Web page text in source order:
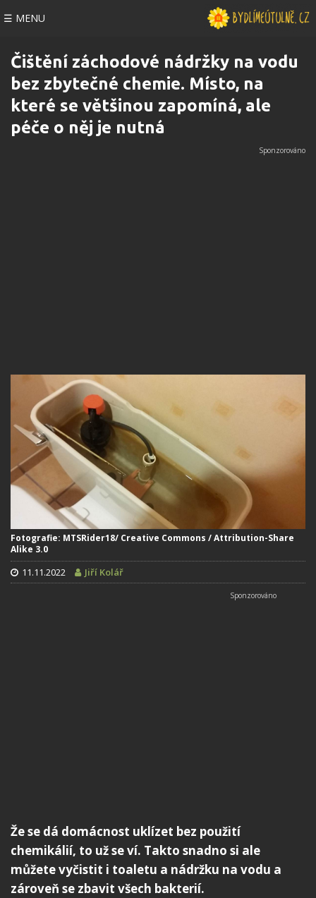
☰ MENU
Čištění záchodové nádržky na vodu
bez zbytečné chemie. Místo, na
které se většinou zapomíná, ale
péče o něj je nutná
Fotografie: MTSRider18/ Creative Commons / Attribution-Share
Alike 3.0
11.11.2022 Jiří Kolář
Že se dá domácnost uklízet bez použití
chemikálií, to už se ví. Takto snadno si ale
můžete vyčistit i toaletu a nádržku na vodu a
zároveň se zbavit všech bakterií.